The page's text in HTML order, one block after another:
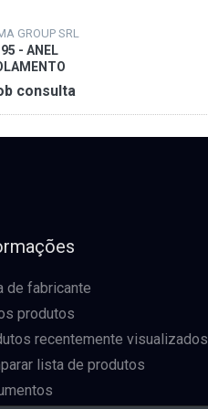
GROUP SRL
- ANEL
consulta
de fabricante
produtos
recentemente visualizados
lista de produtos